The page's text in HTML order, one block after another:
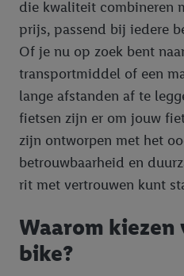
die kwaliteit combineren
prijs, passend bij iedere
Of je nu op zoek bent
transportmiddel of een
lange afstanden af te
fietsen zijn er om jouw
zijn ontworpen met het
betrouwbaarheid en
rit met vertrouwen kunt
Waarom kiezen
bike?
Als u hiermee akkoord gaat,
van retargeting, d.w.z.
interesse hebt getoond
webshop aan uw winkelmandje
kopen), ook op verschillende
diensten worden weergegeven
gehashte e-mailadres en
identificatiegegevens/
SA beschikt, meerdere
Onder “Aanpassen” kunt u
meer informatie vinden over de
Door op “weigeren” te klikken,